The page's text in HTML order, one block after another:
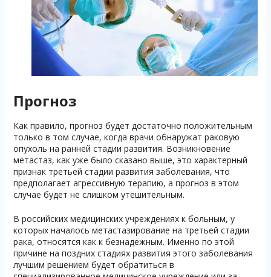
Прогноз
Как правило, прогноз будет достаточно положительным
только в том случае, когда врачи обнаружат раковую
опухоль на ранней стадии развития. Возникновение
метастаз, как уже было сказано выше, это характерный
признак третьей стадии развития заболевания, что
предполагает агрессивную терапию, а прогноз в этом
случае будет не слишком утешительным.
В российских медицинских учреждениях к больным, у
которых началось метастазирование на третьей стадии
рака, относятся как к безнадежным. Именно по этой
причине на поздних стадиях развития этого заболевания
лучшим решением будет обратиться в